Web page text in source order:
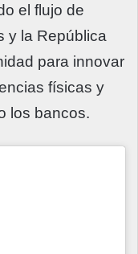
el flujo de
y la República
para innovar
físicas y
los bancos.